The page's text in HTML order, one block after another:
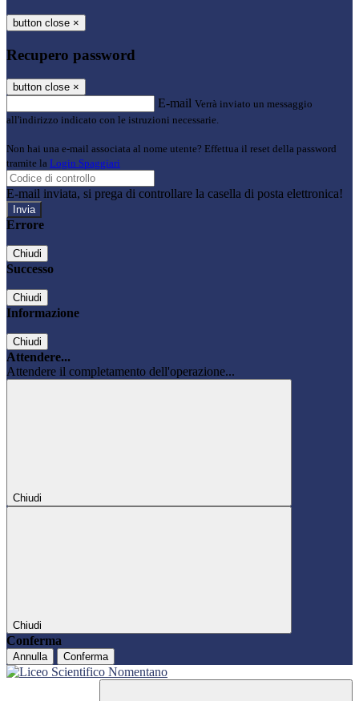
button close ×
Recupero password
button close ×
E-mail Verrà inviato un messaggio
all'indirizzo indicato con le istruzioni necessarie.
Non hai una e-mail associata al nome utente? Effettua il reset della password
tramite la Login Spaggiari
E-mail inviata, si prega di controllare la casella di posta elettronica!
Errore
Chiudi
Successo
Chiudi
Informazione
Chiudi
Attendere...
Attendere il completamento dell'operazione...
Chiudi
Chiudi
Conferma
Annulla Conferma